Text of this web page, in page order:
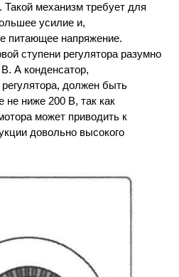
Такой механизм требует для
усилие и,
питающее напряжение.
ступени регулятора разумно
А конденсатор,
должен быть
не ниже 200 В, так как
может приводить к
довольно высокого